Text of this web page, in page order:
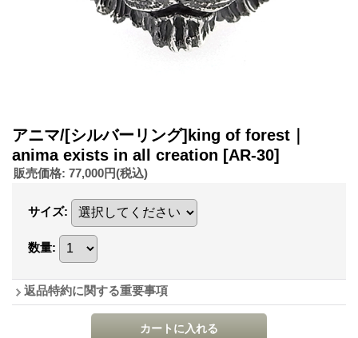
アニマ/[シルバーリング]king of forest｜
anima exists in all creation [AR-30]
販売価格: 77,000円(税込)
サイズ:
数量:
返品特約に関する重要事項